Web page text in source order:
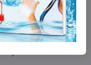
šťavy silne kyslé.
vyrába sa v žalúdku
Keď ionizovaná alkalická
bojovať proti stúpajúcemu